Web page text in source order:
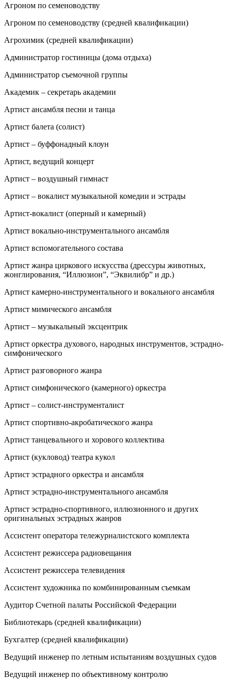
Агроном по семеноводству
Агроном по семеноводству (средней квалификации)
Агрохимик (средней квалификации)
Администратор гостиницы (дома отдыха)
Администратор съемочной группы
Академик – секретарь академии
Артист ансамбля песни и танца
Артист балета (солист)
Артист – буффонадный клоун
Артист, ведущий концерт
Артист – воздушный гимнаст
Артист – вокалист музыкальной комедии и эстрады
Артист-вокалист (оперный и камерный)
Артист вокально-инструментального ансамбля
Артист вспомогательного состава
Артист жанра циркового искусства (дрессуры животных,
жонглирования, “Иллюзион”, “Эквилибр” и др.)
Артист камерно-инструментального и вокального ансамбля
Артист мимического ансамбля
Артист – музыкальный эксцентрик
Артист оркестра духового, народных инструментов, эстрадно-
симфонического
Артист разговорного жанра
Артист симфонического (камерного) оркестра
Артист – солист-инструменталист
Артист спортивно-акробатического жанра
Артист танцевального и хорового коллектива
Артист (кукловод) театра кукол
Артист эстрадного оркестра и ансамбля
Артист эстрадно-инструментального ансамбля
Артист эстрадно-спортивного, иллюзионного и других
оригинальных эстрадных жанров
Ассистент оператора тележурналистского комплекта
Ассистент режиссера радиовещания
Ассистент режиссера телевидения
Ассистент художника по комбинированным съемкам
Аудитор Счетной палаты Российской Федерации
Библиотекарь (средней квалификации)
Бухгалтер (средней квалификации)
Ведущий инженер по летным испытаниям воздушных судов
Ведущий инженер по объективному контролю